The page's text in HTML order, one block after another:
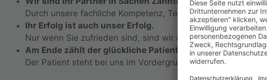
Durch unsere fachliche Kompetenz, Termintreue,
Ihr Erfolg ist auch unser Erfolg.​​
Nur wenn Sie zufrieden sind, sind wir es auch. Überzeugen
Am Ende zählt der glückliche Patient.
Der Patient steht bei uns im Vordergrund.